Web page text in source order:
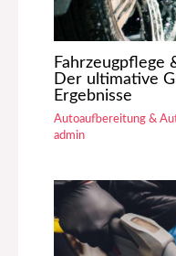
Fahrzeugpflege
Der ultimative
Ergebnisse
Autoaufbereitung &
admin